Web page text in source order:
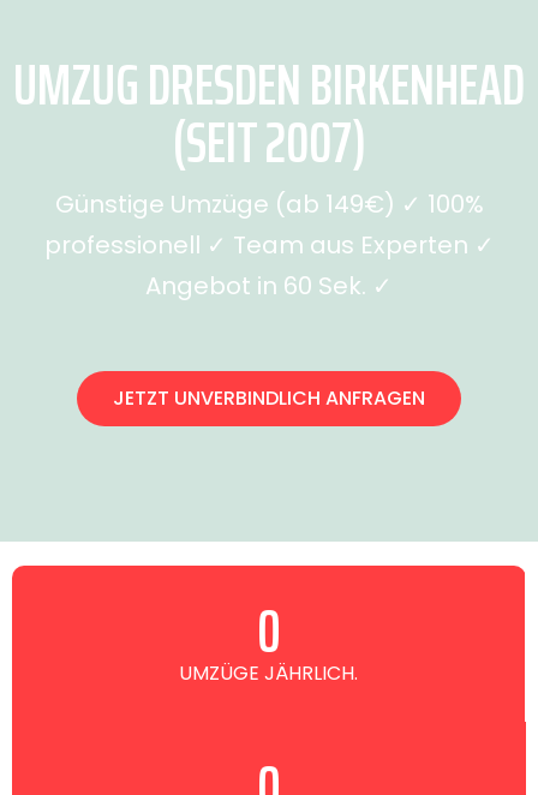
UMZUG DRESDEN BIRKENHEAD
(SEIT 2007)
Günstige Umzüge (ab 149€) ✓ 100%
professionell ✓ Team aus Experten ✓
Angebot in 60 Sek. ✓
JETZT UNVERBINDLICH ANFRAGEN
UMZÜGE JÄHRLICH.
0